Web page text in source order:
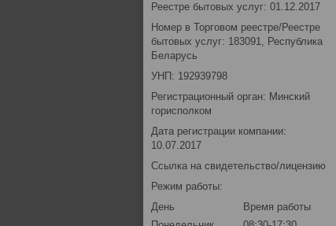
Реестре бытовых услуг: 01.12.2017
Номер в Торговом реестре/Реестре
бытовых услуг: 183091, Республика
Беларусь
УНП: 192939798
Регистрационный орган: Минский
горисполком
Дата регистрации компании:
10.07.2017
Ссылка на свидетельство/лицензию
Режим работы:
День
Время работы